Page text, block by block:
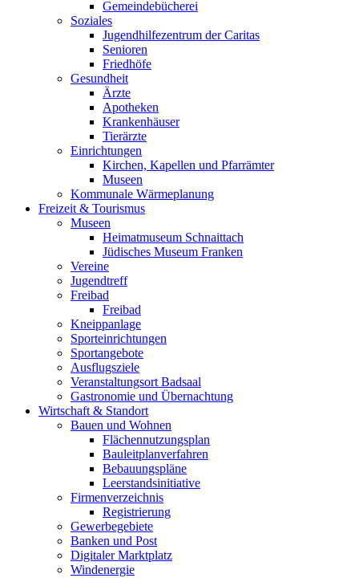
Gemeindebücherei
Soziales
Jugendhilfezentrum der Caritas
Senioren
Friedhöfe
Gesundheit
Ärzte
Apotheken
Krankenhäuser
Tierärzte
Einrichtungen
Kirchen, Kapellen und Pfarrämter
Museen
Kommunale Wärmeplanung
Freizeit & Tourismus
Museen
Heimatmuseum Schnaittach
Jüdisches Museum Franken
Vereine
Jugendtreff
Freibad
Freibad
Kneippanlage
Sporteinrichtungen
Sportangebote
Ausflugsziele
Veranstaltungsort Badsaal
Gastronomie und Übernachtung
Wirtschaft & Standort
Bauen und Wohnen
Flächennutzungsplan
Bauleitplanverfahren
Bebauungspläne
Leerstandsinitiative
Firmenverzeichnis
Registrierung
Gewerbegebiete
Banken und Post
Digitaler Marktplatz
Windenergie